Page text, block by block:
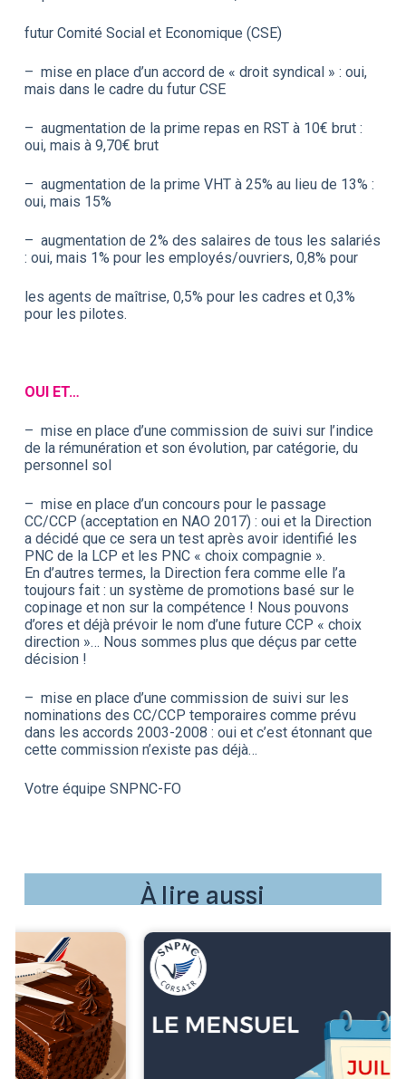
futur Comité Social et Economique (CSE)
– mise en place d’un accord de « droit syndical » : oui,
mais dans le cadre du futur CSE
– augmentation de la prime repas en RST à 10€ brut :
oui, mais à 9,70€ brut
– augmentation de la prime VHT à 25% au lieu de 13% :
oui, mais 15%
– augmentation de 2% des salaires de tous les salariés
: oui, mais 1% pour les employés/ouvriers, 0,8% pour
les agents de maîtrise, 0,5% pour les cadres et 0,3%
pour les pilotes.
OUI ET…
– mise en place d’une commission de suivi sur l’indice
de la rémunération et son évolution, par catégorie, du
personnel sol
– mise en place d’un concours pour le passage
CC/CCP (acceptation en NAO 2017) : oui et la Direction
a décidé que ce sera un test après avoir identifié les
PNC de la LCP et les PNC « choix compagnie ».
En d’autres termes, la Direction fera comme elle l’a
toujours fait : un système de promotions basé sur le
copinage et non sur la compétence ! Nous pouvons
d’ores et déjà prévoir le nom d’une future CCP « choix
direction »… Nous sommes plus que déçus par cette
décision !
– mise en place d’une commission de suivi sur les
nominations des CC/CCP temporaires comme prévu
dans les accords 2003-2008 : oui et c’est étonnant que
cette commission n’existe pas déjà…
Votre équipe SNPNC-FO
À lire aussi